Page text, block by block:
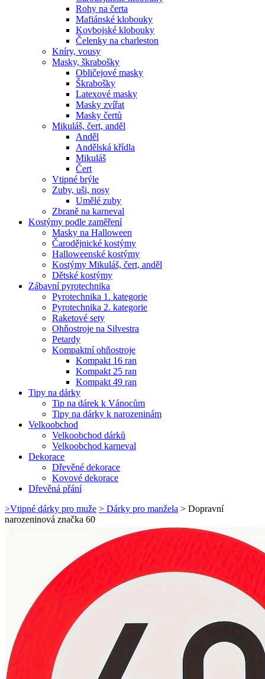
Rohy na čerta
Mafiánské klobouky
Kovbojské klobouky
Čelenky na charleston
Kníry, vousy
Masky, škrabošky
Obličejové masky
Škrabošky
Latexové masky
Masky zvířat
Masky čertů
Mikuláš, čert, anděl
Anděl
Andělská křídla
Mikuláš
Čert
Vtipné brýle
Zuby, uši, nosy
Umělé zuby
Zbraně na karneval
Kostýmy podle zaměření
Masky na Halloween
Čarodějnické kostýmy
Halloweenské kostýmy
Kostýmy Mikuláš, čert, anděl
Dětské kostýmy
Zábavní pyrotechnika
Pyrotechnika 1. kategorie
Pyrotechnika 2. kategorie
Raketové sety
Ohňostroje na Silvestra
Petardy
Kompaktní ohňostroje
Kompakt 16 ran
Kompakt 25 ran
Kompakt 49 ran
Tipy na dárky
Tip na dárek k Vánocům
Tipy na dárky k narozeninám
Velkoobchod
Velkoobchod dárků
Velkoobchod karneval
Dekorace
Dřevěné dekorace
Kovové dekorace
Dřevěná přání
>Vtipné dárky pro muže > Dárky pro manžela > Dopravní
narozeninová značka 60